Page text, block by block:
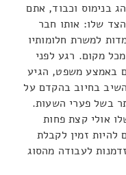
בנימוס וכבוד, אתם
שלו: אותו חבר
למשרת חלומותיו
מקום. רגע לפני
באמצע משפט, הגיע
בחיוב בהקדם על
בשל פערי השעות.
אולי קצת פחות
להיות זמין לקבלת
לעבודה מהסוג